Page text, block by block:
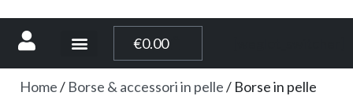
€0.00
Home/ Borse & accessori in pelle/ Borse in pelle